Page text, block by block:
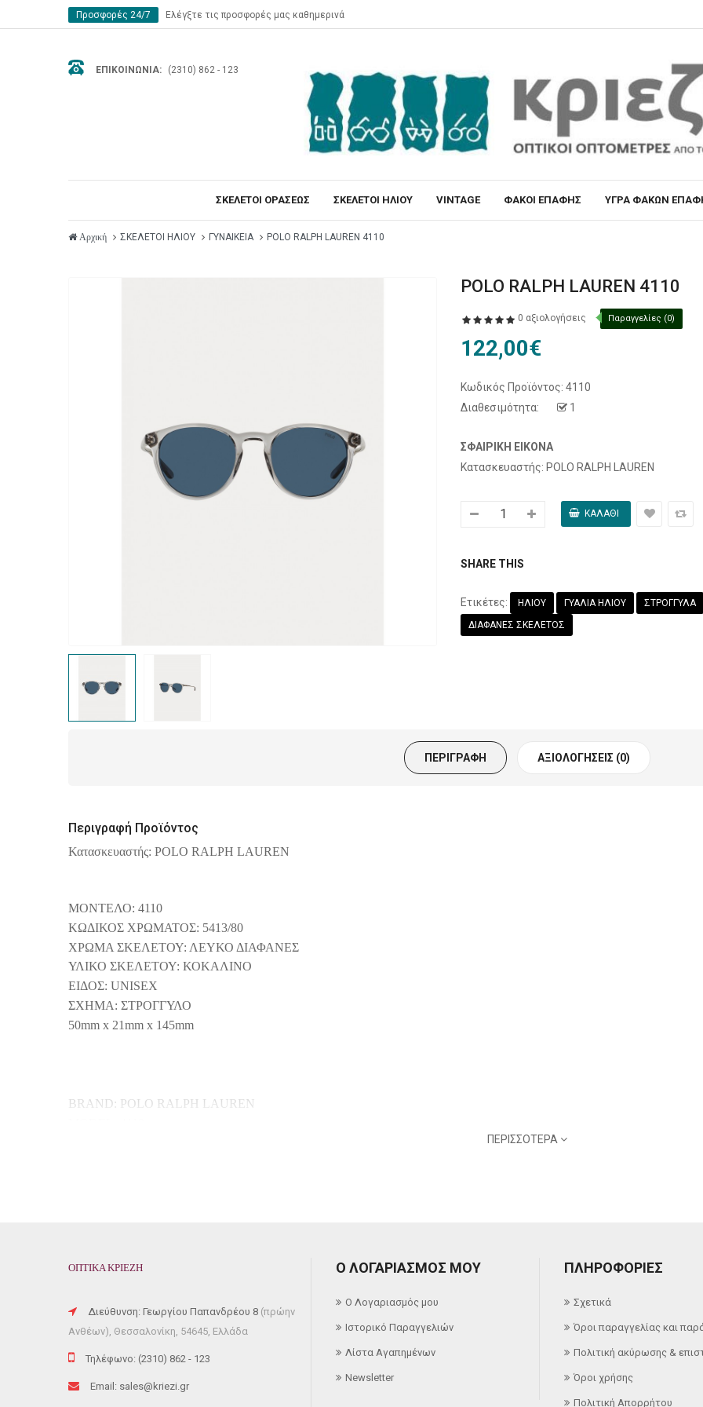
Προσφορές 24/7 Ελέγξτε τις προσφορές μας καθημερινά
ΕΠΙΚΟΙΝΩΝΊΑ: (2310) 862 - 123
ΣΚΕΛΕΤΟΙ ΟΡΑΣΕΩΣ ΣΚΕΛΕΤΟΙ ΗΛΙΟΥ VINTAGE ΦΑΚΟΙ ΕΠΑΦΗΣ ΥΓΡΑ ΦΑΚΩΝ
Αρχική ΣΚΕΛΕΤΟΙ ΗΛΙΟΥ ΓΥΝΑΙΚΕΙΑ POLO RALPH LAUREN 4110
POLO RALPH LAUREN 4110
0 αξιολογήσεις Παραγγελίες (0)
122,00€
Κωδικός Προϊόντος: 4110
Διαθεσιμότητα:
1
ΣΦΑΙΡΙΚΉ ΕΙΚΌΝΑ
Κατασκευαστής: POLO RALPH LAUREN
SHARE THIS
Ετικέτες: ΗΛΙΟΥ ΓΥΑΛΙΑ ΗΛΙΟΥ ΣΤΡΟΓΓΥΛΑ
ΔΙΑΦΑΝΕΣ ΣΚΕΛΕΤΟΣ
ΠΕΡΙΓΡΑΦΉ ΑΞΙΟΛΟΓΉΣΕΙΣ (0)
Περιγραφή Προϊόντος
Κατασκευαστής: POLO RALPH LAUREN
ΜΟΝΤΕΛΟ: 4110
ΚΩΔΙΚΟΣ ΧΡΩΜΑΤΟΣ: 5413/80
ΧΡΩΜΑ ΣΚΕΛΕΤΟΥ: ΛΕΥΚΟ ΔΙΑΦΑΝΕΣ
ΥΛΙΚΟ ΣΚΕΛΕΤΟΥ: ΚΟΚΑΛΙΝΟ
ΕΙΔΟΣ: UNISEX
ΣΧΗΜΑ: ΣΤΡΟΓΓΥΛΟ
50mm x 21mm x 145mm
BRAND: POLO RALPH LAUREN
ΠΕΡΙΣΣΌΤΕΡΑ
ΟΠΤΙΚΑ ΚΡΙΕΖΗ
Διεύθυνση: Γεωργίου Παπανδρέου 8 (πρώην
Ανθέων), Θεσσαλονίκη, 54645, Ελλάδα
Τηλέφωνο: (2310) 862 - 123
Email: sales@kriezi.gr
Ο ΛΟΓΑΡΙΑΣΜΌΣ ΜΟΥ
Ο Λογαριασμός μου
Ιστορικό Παραγγελιών
Λίστα Αγαπημένων
Newsletter
ΠΛΗΡΟΦΟΡΊΕΣ
Σχετικά
Όροι παραγγελίας και
Πολιτική ακύρωσης &
Όροι χρήσης
Πολιτική Απορρήτου